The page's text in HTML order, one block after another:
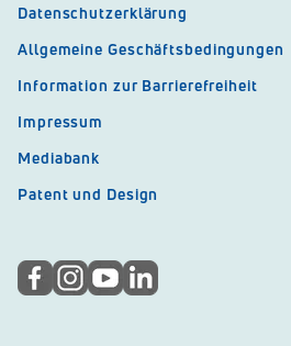
Datenschutzerklärung
Allgemeine Geschäftsbedingungen
Information zur Barrierefreiheit
Impressum
Mediabank
Patent und Design